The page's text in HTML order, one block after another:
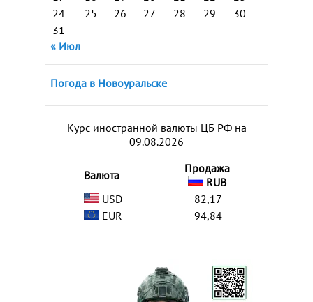
24
25 26 27 28 29
30
31
« Июл
Погода в Новоуральске
Курс иностранной валюты ЦБ РФ на
09.08.2026
Валюта
Продажа
RUB
USD
82,17
EUR
94,84